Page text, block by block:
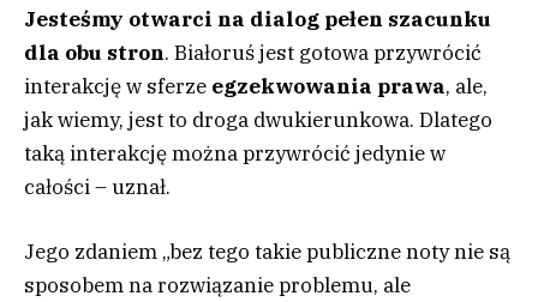
Jesteśmy otwarci na dialog pełen szacunku
dla obu stron. Białoruś jest gotowa przywrócić
interakcję w sferze egzekwowania prawa, ale,
jak wiemy, jest to droga dwukierunkowa. Dlatego
taką interakcję można przywrócić jedynie w
całości – uznał.
Jego zdaniem „bez tego takie publiczne noty nie są
sposobem na rozwiązanie problemu, ale